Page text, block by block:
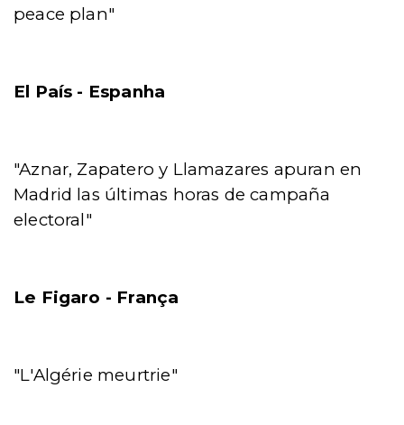
peace plan"
El País - Espanha
"Aznar, Zapatero y Llamazares apuran en
Madrid las últimas horas de campaña
electoral"
Le Figaro - França
"L'Algérie meurtrie"